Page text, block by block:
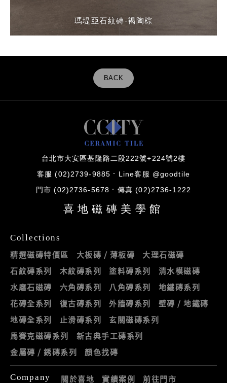
瑪堤亞石紋磚-褐陶棕
瑪堤亞石紋磚-褐陶棕
BACK
台北市大安區基隆路二段222號+224號2樓
客服 (02)2739-9885 Line客服 @goodtile
門市 (02)2736-5678 傳真 (02)2736-1222
喜地磁磚美學館
Collections
精選磁磚特價區 大板磚 / 薄板磚
大理石磁磚
石紋磚系列
木紋磚系列 塗料磚系列
清水模磁磚
水磨石磁磚
六角磚系列 八角磚系列
地鐵磚系列
花磚全系列
復古磚系列 外牆磚系列
壁磚 / 地鐵磚
地磚全系列
止滑磚系列
玄關磁磚系列
馬賽克磁磚系列
新古典手工磚系列
金屬磚 / 銹磚系列
顏色找磚
Company 關於喜地 實績案例 前往門市